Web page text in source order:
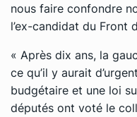
nous faire confondre
l’ex-candidat du Front
« Après dix ans, la
ce qu’il y aurait
budgétaire et une loi
députés ont voté le